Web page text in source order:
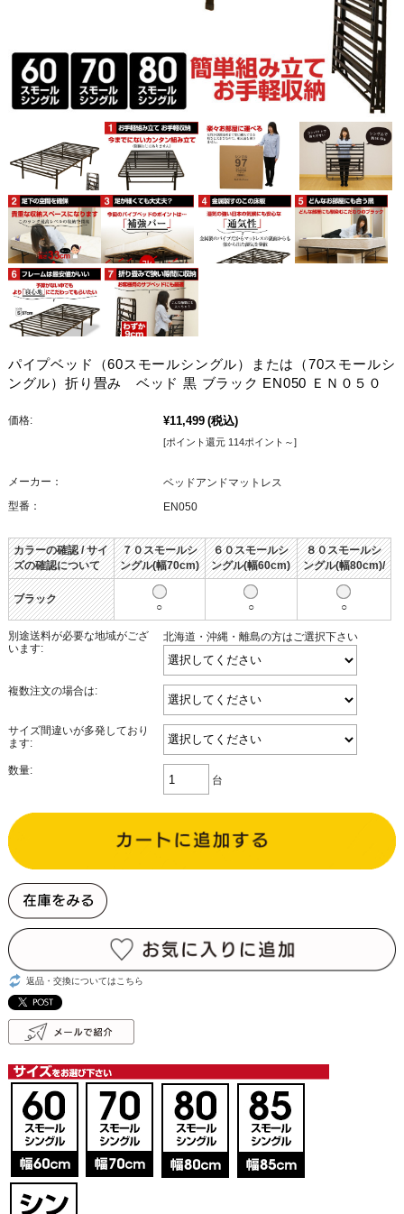
パイプベッド（60スモールシングル）または（70スモールシ
ングル）折り畳み ベッド 黒 ブラック EN050 ＥＮ０５０
価格: ¥11,499 (税込)
[ポイント還元 114ポイント～]
メーカー：
ベッドアンドマットレス
型番：
EN050
カラーの確認 / サイ
ズの確認について
７０スモールシ
ングル(幅70cm)
６０スモールシ
ングル(幅60cm)
８０スモールシ
ングル(幅80cm)/
ブラック
○ ○ ○
別途送料が必要な地域がござ
います:
北海道・沖縄・離島の方はご選択下さい
複数注文の場合は:
サイズ間違いが多発しており
ます:
数量:
台
返品・交換についてはこちら